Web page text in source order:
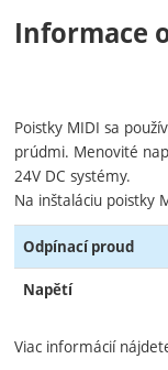
Informace
Poistky MIDI sa
prúdmi. Menovité
24V DC systémy.
Na inštaláciu poistky
Odpínací proud
Napětí
Viac informácií